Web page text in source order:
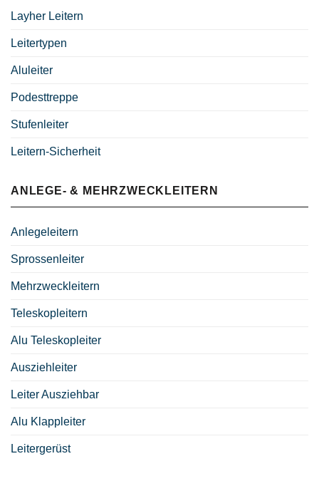
Layher Leitern
Leitertypen
Aluleiter
Podesttreppe
Stufenleiter
Leitern-Sicherheit
ANLEGE- & MEHRZWECKLEITERN
Anlegeleitern
Sprossenleiter
Mehrzweckleitern
Teleskopleitern
Alu Teleskopleiter
Ausziehleiter
Leiter Ausziehbar
Alu Klappleiter
Leitergerüst